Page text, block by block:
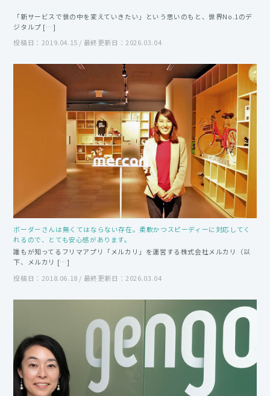
「新サービスで世の中を変えていきたい」という思いのもと、世界No.1のデ
ジタルプ […]
投稿日：2019.04.15 / 最終更新日：2026.03.04
ボーダーさんは無くてはならない存在。柔軟かつスピーディーに対応してく
れるので、とても安心感があります。
誰もが知ってるフリマアプリ「メルカリ」を運営する株式会社メルカリ（以
下、メルカリ […]
投稿日：2018.06.18 / 最終更新日：2026.03.04